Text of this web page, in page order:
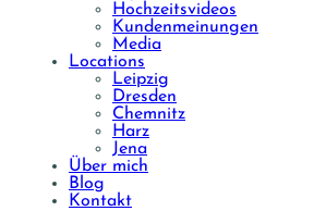
Hochzeitsvideos
Kundenmeinungen
Media
Locations
Leipzig
Dresden
Chemnitz
Harz
Jena
Über mich
Blog
Kontakt